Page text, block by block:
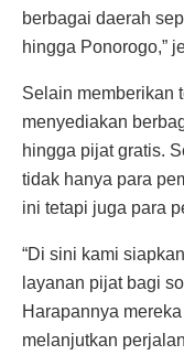
berbagai daerah
hingga Ponorogo,”
Selain memberikan
menyediakan
hingga pijat gratis.
tidak hanya para
ini tetapi juga para
“Di sini kami
layanan pijat bagi
Harapannya
melanjutkan